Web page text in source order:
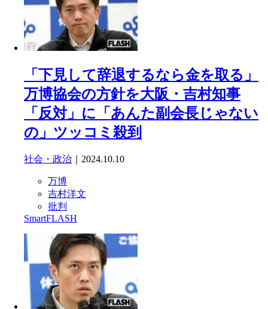
「下見して辞退するなら金を取る」
万博協会の方針を大阪・吉村知事
「反対」に「あんた副会長じゃない
の」ツッコミ殺到
社会・政治 ｜2024.10.10
万博
吉村洋文
批判
SmartFLASH